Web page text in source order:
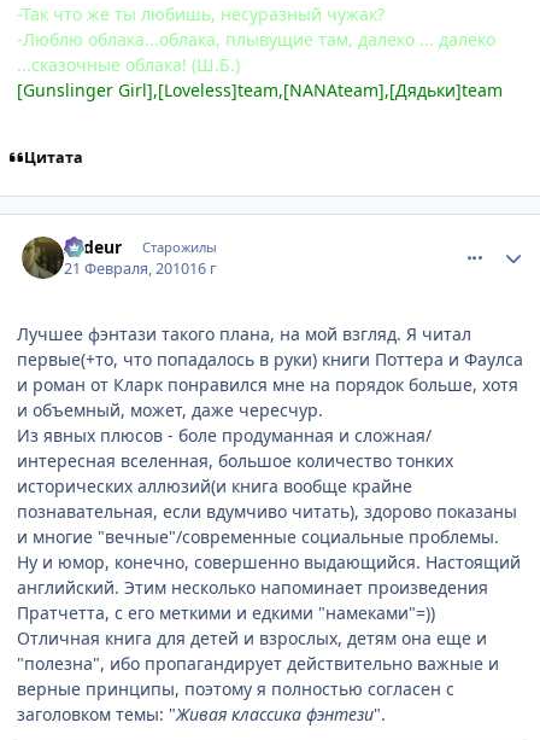
-Так что же ты любишь, несуразный чужак?
-Люблю облака...облака, плывущие там, далеко ... далеко
...сказочные облака! (Ш.Б.)
[Gunslinger Girl],[Loveless]team,[NANAteam],[Дядьки]team
Цитата
Ardeur Старожилы
21 Февраля, 201016 г
Лучшее фэнтази такого плана, на мой взгляд. Я читал
первые(+то, что попадалось в руки) книги Поттера и Фаулса
и роман от Кларк понравился мне на порядок больше, хотя
и объемный, может, даже чересчур.
Из явных плюсов - боле продуманная и сложная/
интересная вселенная, большое количество тонких
исторических аллюзий(и книга вообще крайне
познавательная, если вдумчиво читать), здорово показаны
и многие "вечные"/современные социальные проблемы.
Ну и юмор, конечно, совершенно выдающийся. Настоящий
английский. Этим несколько напоминает произведения
Пратчетта, с его меткими и едкими "намеками"=))
Отличная книга для детей и взрослых, детям она еще и
"полезна", ибо пропагандирует действительно важные и
верные принципы, поэтому я полностью согласен с
заголовком темы: "Живая классика фэнтези".